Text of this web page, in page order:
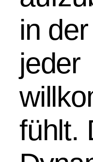
in
jeder
fühlt.